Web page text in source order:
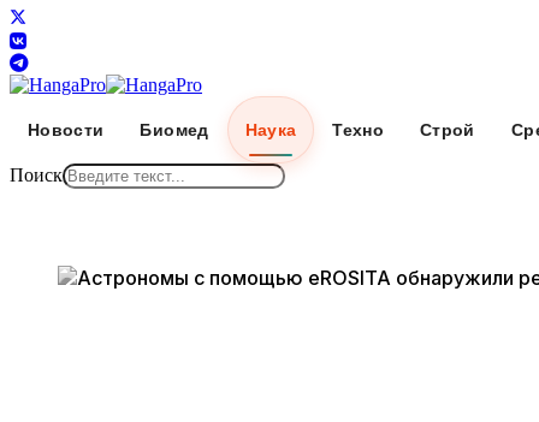
Новости Биомед Наука Техно Строй
Поиск